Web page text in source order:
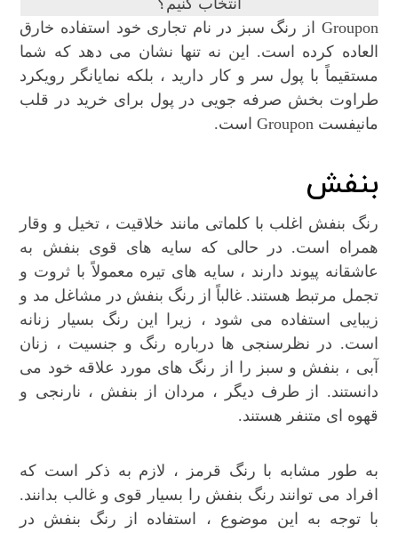
Groupon از رنگ سبز در نام تجاری خود استفاده خارق
العاده کرده است. این نه تنها نشان می دهد که شما
مستقیماً با پول سر و کار دارید ، بلکه نمایانگر رویکرد
طراوت بخش صرفه جویی در پول برای خرید در قلب
مانیفست Groupon است.
بنفش
رنگ بنفش اغلب با کلماتی مانند خلاقیت ، تخیل و وقار
همراه است. در حالی که سایه های قوی بنفش به
عاشقانه پیوند دارند ، سایه های تیره معمولاً با ثروت و
تجمل مرتبط هستند. غالباً از رنگ بنفش در مشاغل مد و
زیبایی استفاده می شود ، زیرا این رنگ بسیار زنانه
است. در نظرسنجی ها درباره رنگ و جنسیت ، زنان
آبی ، بنفش و سبز را از رنگ های مورد علاقه خود می
دانستند. از طرف دیگر ، مردان از بنفش ، نارنجی و
قهوه ای متنفر هستند.
به طور مشابه با رنگ قرمز ، لازم به ذکر است که
افراد می توانند رنگ بنفش را بسیار قوی و غالب بدانند.
با توجه به این موضوع ، استفاده از رنگ بنفش در